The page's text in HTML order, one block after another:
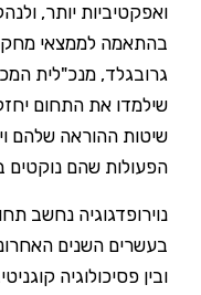
ואפקטיביות יותר,
בהתאמה לממצאי
גרובגלד, מנכ"לית
שילמדו את התחום
שיטות ההוראה שלהם
הפעולות שהם נוקטים
נוירופדגוגיה נחשב
בעשרים השנים
ובין פסיכולוגיה